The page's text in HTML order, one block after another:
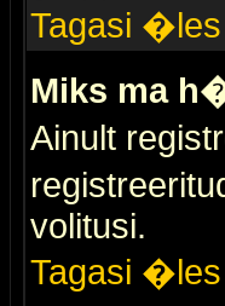
Tagasi �les
Miks ma
Ainult
volitusi.
Tagasi �les